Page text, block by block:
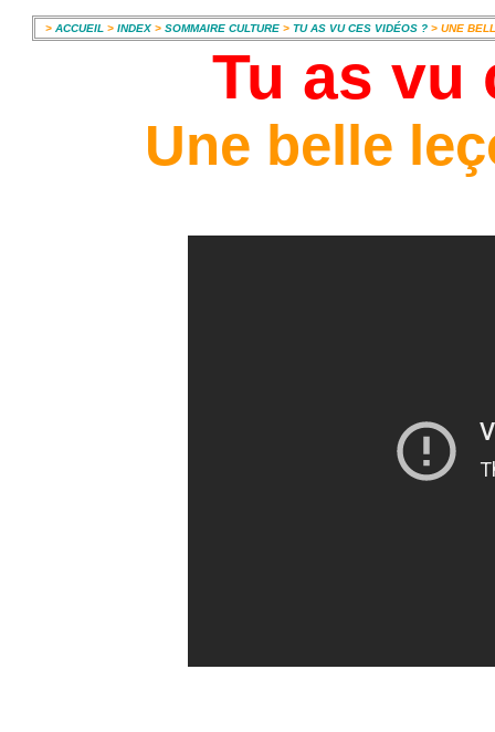
> ACCUEIL > INDEX> SOMMAIRE CULTURE> TU AS VU CES VIDÉOS ?> UNE
Tu as vu
Une belle